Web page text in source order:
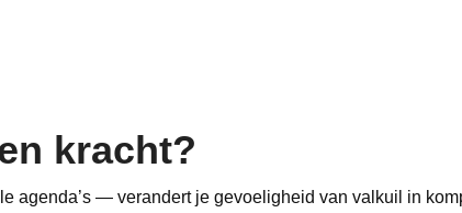
kracht?
agenda’s — verandert je gevoeligheid van valkuil in